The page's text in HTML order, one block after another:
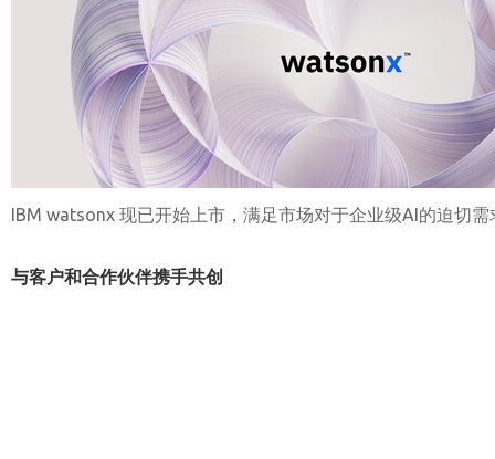
IBM watsonx 现已开始上市，满足市场对于企业级AI的迫切需
与客户和合作伙伴携手共创